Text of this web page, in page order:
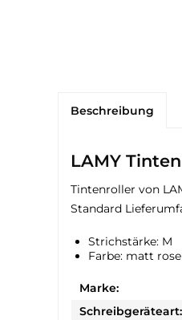
Beschreibung
LAMY
Tintenroller von
Standard
Strichstärke: M
Farbe: matt rose
Marke:
Schreibgeräteart: